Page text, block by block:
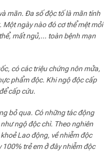
mãn. Đa số độc tố là mãn tính
Một ngày nào đó cơ thể mệt mỏi
mất ngủ,… toàn bệnh mạn
có các triệu chứng nôn mửa,
phẩm độc. Khi ngộ độc cấp
cấp cứu.
bỏ qua. Có những tác động
ngộ độc chì. Theo nghiên
Lao động, về nhiễm độc
trẻ em ở đây nhiễm độc